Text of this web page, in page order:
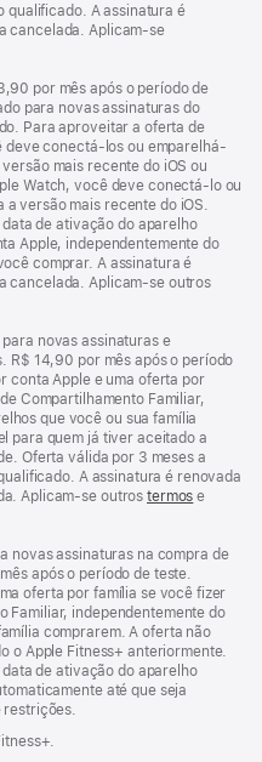
qualificado. A assinatura é
cancelada. Aplicam-se
por mês após o período de
para novas assinaturas do
Para aproveitar a oferta de
deve conectá-los ou emparelhá-
mais recente do iOS ou
Watch, você deve conectá-lo ou
versão mais recente do iOS.
de ativação do aparelho
Apple, independentemente do
comprar. A assinatura é
cancelada. Aplicam-se outros
novas assinaturas e
R$ 14,90 por mês após o período
conta Apple e uma oferta por
Compartilhamento Familiar,
que você ou sua família
para quem já tiver aceitado a
Oferta válida por 3 meses a
A assinatura é renovada
Aplicam-se outrostermos e
novas assinaturas na compra de
após o período de teste.
oferta por família se você fizer
Familiar, independentemente do
comprarem. A oferta não
o Apple Fitness+ anteriormente.
de ativação do aparelho
até que seja